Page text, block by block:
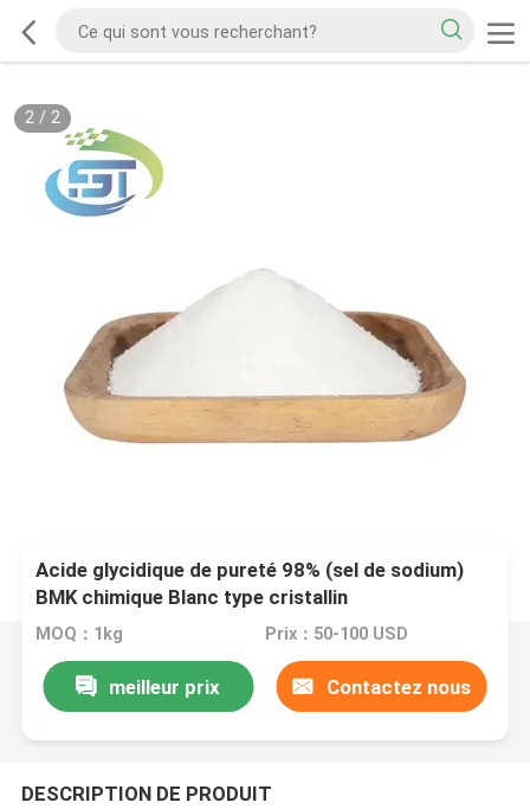
2/ 2
Acide glycidique de pureté 98% (sel de sodium)
BMK chimique Blanc type cristallin
MOQ：1kg Prix：50-100 USD
meilleur prix Contactez nous
DESCRIPTION DE PRODUIT